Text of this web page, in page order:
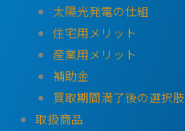
太陽光発電の仕組
住宅用メリット
産業用メリット
補助金
買取期間満了後の選択肢
取扱商品